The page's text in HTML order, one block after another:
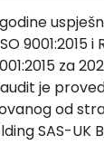
9001:2015
za
je
od
SAS-UK